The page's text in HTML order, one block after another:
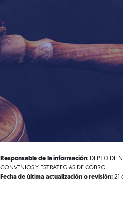
Responsable de la información: DEPTO DE
CONVENIOS Y ESTRATEGIAS DE COBRO
Fecha de última actualización o revisión: 21